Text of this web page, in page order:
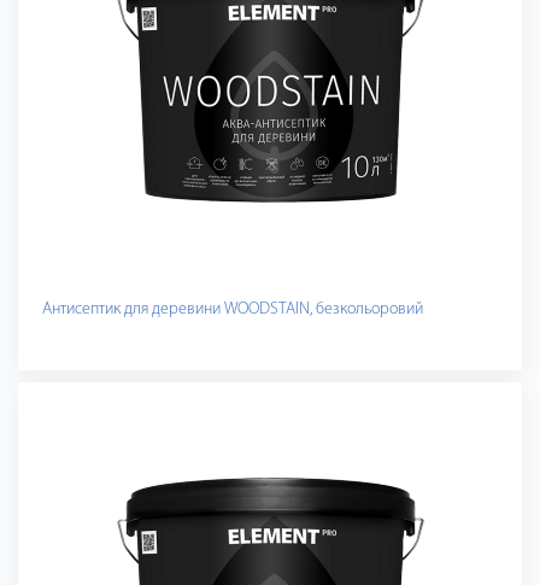
Антисептик для деревини WOODSTAIN, безкольоровий